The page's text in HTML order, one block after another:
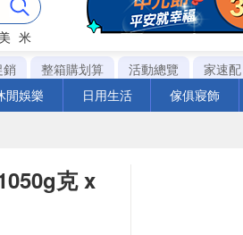
米
銷
整箱購划算 活動總覽 家速配
閒娛樂
日用生活 傢俱寢飾
克 x